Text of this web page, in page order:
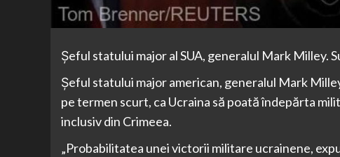
Şeful statului major al SUA, generalul Mark Milley.
Şeful statului major american, generalul Mark
pe termen scurt, ca Ucraina să poată îndepărta
inclusiv din Crimeea.
„Probabilitatea unei victorii militare ucrainene,